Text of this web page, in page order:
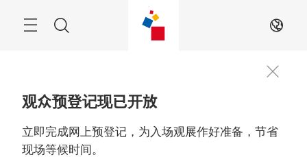
ZH
观众预登记现已开放
立即完成网上预登记，为入场观展作好准备，节省
现场等候时间。
2026年6月9至11日
中国，深圳
观众预登记